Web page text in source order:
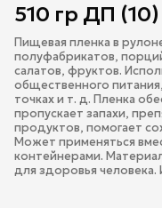
510 гр ДП (10)
Пищевая пленка в
полуфабрикатов,
салатов, фруктов.
общественного
точках и т. д. Пленка
пропускает запахи,
продуктов, помогает
Может применяться
контейнерами.
для здоровья